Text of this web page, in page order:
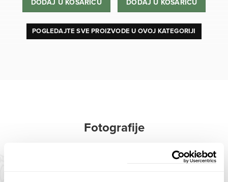
DODAJ U KOŠARICU DODAJ U KOŠARICU
POGLEDAJTE SVE PROIZVODE U OVOJ KATEGORIJI
Fotografije